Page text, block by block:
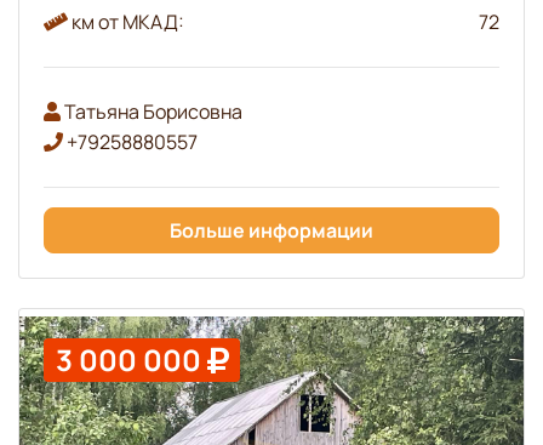
км от МКАД:
72
Татьяна Борисовна
+79258880557
Больше информации
3 000 000